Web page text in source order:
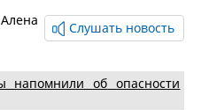
Алена
Слушать новость
напомнили об опасности